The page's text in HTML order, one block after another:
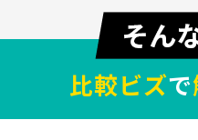
比較ビズで